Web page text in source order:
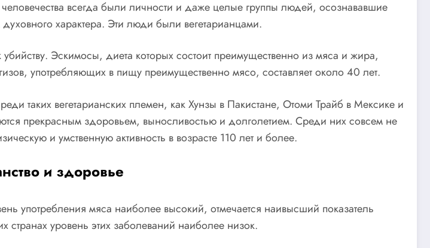
всегда были личности и даже целые группы людей, осознававшие
характера. Эти люди были вегетарианцами.
Эскимосы, диета которых состоит преимущественно из мяса и жира,
употребляющих в пищу преимущественно мясо, составляет около 40 лет.
таких вегетарианских племен, как Хунзы в Пакистане, Отоми Трайб в Мексике и
прекрасным здоровьем, выносливостью и долголетием. Среди них совсем не
и умственную активность в возрасте 110 лет и более.
и здоровье
употребления мяса наиболее высокий, отмечается наивысший показатель
уровень этих заболеваний наиболее низок.